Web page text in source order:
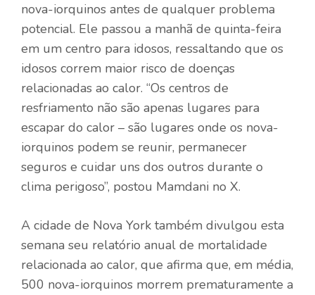
nova-iorquinos antes de qualquer problema
potencial. Ele passou a manhã de quinta-feira
em um centro para idosos, ressaltando que os
idosos correm maior risco de doenças
relacionadas ao calor. “Os centros de
resfriamento não são apenas lugares para
escapar do calor – são lugares onde os nova-
iorquinos podem se reunir, permanecer
seguros e cuidar uns dos outros durante o
clima perigoso”, postou Mamdani no X.
A cidade de Nova York também divulgou esta
semana seu relatório anual de mortalidade
relacionada ao calor, que afirma que, em média,
500 nova-iorquinos morrem prematuramente a